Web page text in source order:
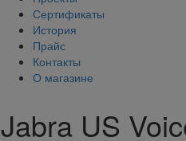
Сертификаты
История
Прайс
Контакты
О магазине
Jabra US